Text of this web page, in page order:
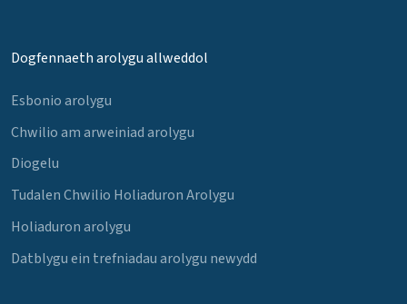
Dogfennaeth arolygu allweddol
Esbonio arolygu
Chwilio am arweiniad arolygu
Diogelu
Tudalen Chwilio Holiaduron Arolygu
Holiaduron arolygu
Datblygu ein trefniadau arolygu newydd